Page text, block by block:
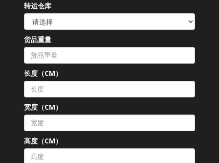
转运仓库
货品重量
长度（CM）
宽度（CM）
高度（CM）